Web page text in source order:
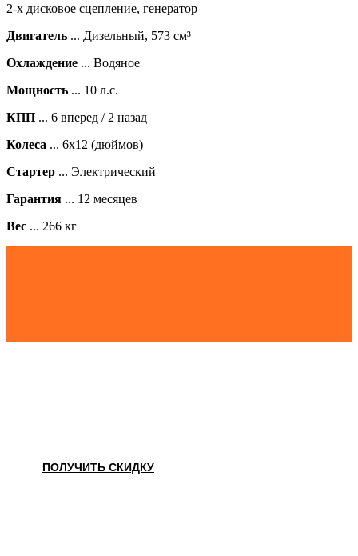
2-х дисковое сцепление, генератор
Двигатель ... Дизельный, 573 см³
Охлаждение ... Водяное
Мощность ... 10 л.с.
КПП ... 6 вперед / 2 назад
Колеса ... 6х12 (дюймов)
Стартер ... Электрический
Гарантия ... 12 месяцев
Вес ... 266 кг
ПОЛУЧИТЬ СКИДКУ